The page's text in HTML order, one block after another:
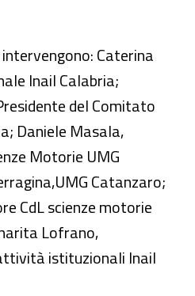
Caterina
Inail Calabria;
del Comitato
Daniele Masala,
Motorie UMG
Catanzaro;
CdL scienze motorie
Lofrano,
istituzionali Inail